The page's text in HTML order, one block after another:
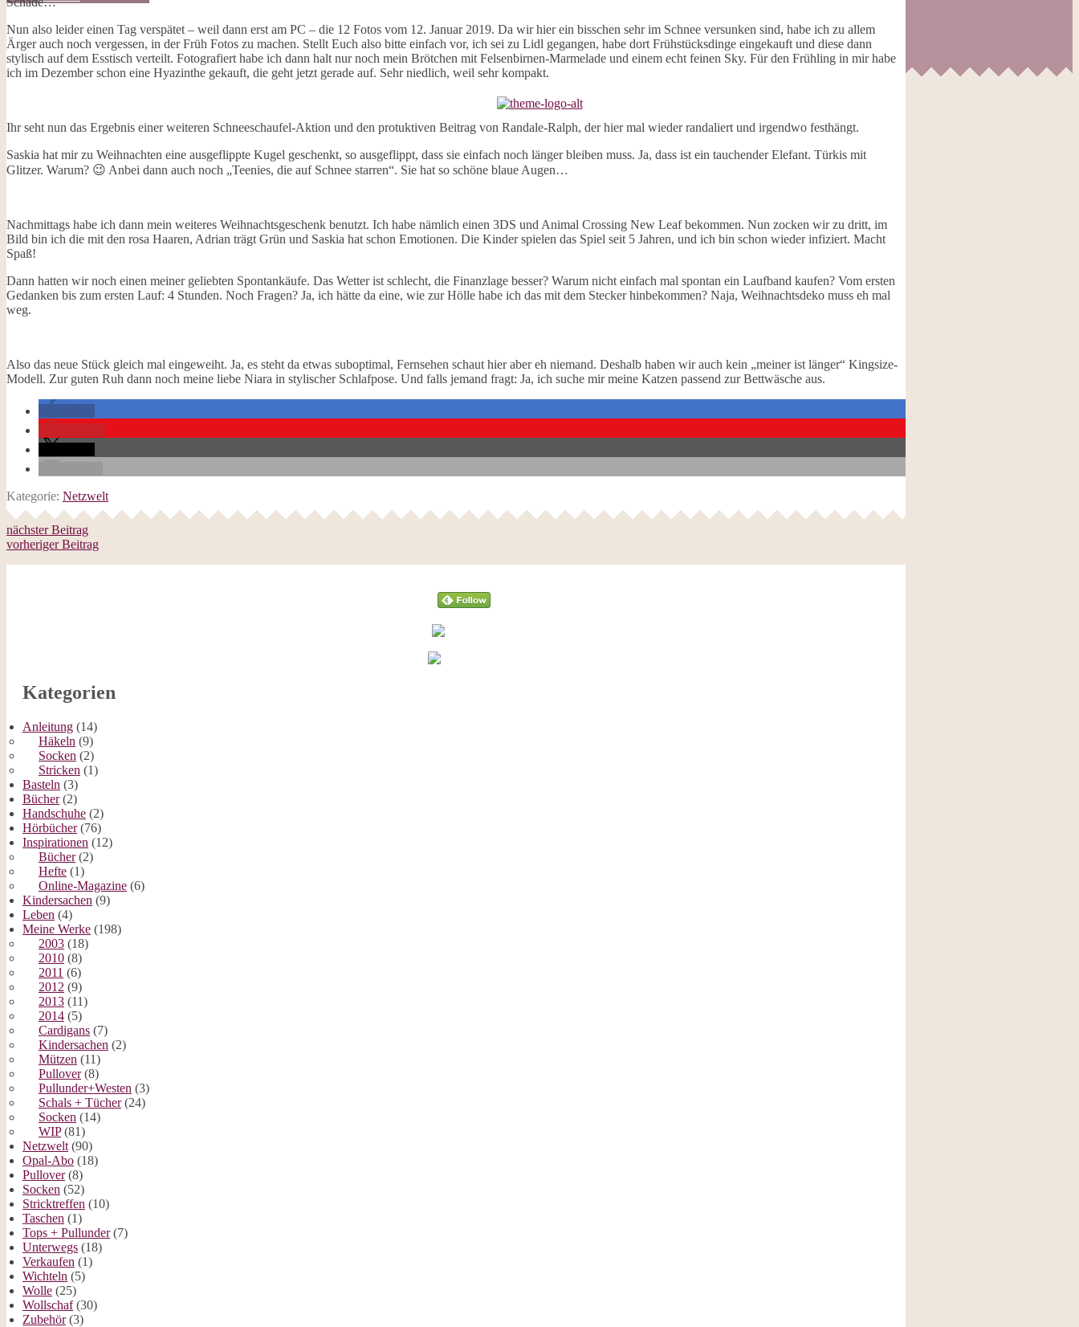
Galerie
Opal-Abos
Strickblogs
Hörbücher
Nun also leider einen Tag verspätet – weil dann erst am PC – die 12 Fotos vom 12. Januar 2019. Da wir hier ein bisschen sehr im Schnee versunken sind, habe ich zu allem
Ärger auch noch vergessen, in der Früh Fotos zu machen. Stellt Euch also bitte einfach vor, ich sei zu Lidl gegangen, habe dort Frühstücksdinge eingekauft und diese dann
stylisch auf dem Esstisch verteilt. Fotografiert habe ich dann halt nur noch mein Brötchen mit Felsenbirnen-Marmelade und einem echt feinen Sky. Für den Frühling in mir habe
ich im Dezember schon eine Hyazinthe gekauft, die geht jetzt gerade auf. Sehr niedlich, weil sehr kompakt.
Ihr seht nun das Ergebnis einer weiteren Schneeschaufel-Aktion und den protuktiven Beitrag von Randale-Ralph, der hier mal wieder randaliert und irgendwo festhängt.
Saskia hat mir zu Weihnachten eine ausgeflippte Kugel geschenkt, so ausgeflippt, dass sie einfach noch länger bleiben muss. Ja, dass ist ein tauchender Elefant. Türkis mit
Glitzer. Warum? 😉 Anbei dann auch noch „Teenies, die auf Schnee starren“. Sie hat so schöne blaue Augen…
Nachmittags habe ich dann mein weiteres Weihnachtsgeschenk benutzt. Ich habe nämlich einen 3DS und Animal Crossing New Leaf bekommen. Nun zocken wir zu dritt, im
Bild bin ich die mit den rosa Haaren, Adrian trägt Grün und Saskia hat schon Emotionen. Die Kinder spielen das Spiel seit 5 Jahren, und ich bin schon wieder infiziert. Macht
Spaß!
Dann hatten wir noch einen meiner geliebten Spontankäufe. Das Wetter ist schlecht, die Finanzlage besser? Warum nicht einfach mal spontan ein Laufband kaufen? Vom ersten
Gedanken bis zum ersten Lauf: 4 Stunden. Noch Fragen? Ja, ich hätte da eine, wie zur Hölle habe ich das mit dem Stecker hinbekommen? Naja, Weihnachtsdeko muss eh mal
weg.
Also das neue Stück gleich mal eingeweiht. Ja, es steht da etwas suboptimal, Fernsehen schaut hier aber eh niemand. Deshalb haben wir auch kein „meiner ist länger“ Kingsize-
Modell. Zur guten Ruh dann noch meine liebe Niara in stylischer Schlafpose. Und falls jemand fragt: Ja, ich suche mir meine Katzen passend zur Bettwäsche aus.
Kategorie: Netzwelt
nächster Beitrag
vorheriger Beitrag
Kategorien
Anleitung (14)
Häkeln (9)
Socken (2)
Stricken (1)
Basteln (3)
Bücher(2)
Handschuhe (2)
Hörbücher(76)
Inspirationen (12)
Bücher(2)
Hefte (1)
Online-Magazine (6)
Kindersachen (9)
Leben (4)
Meine Werke (198)
2003 (18)
2010 (8)
2011 (6)
2012 (9)
2013 (11)
2014 (5)
Cardigans (7)
Kindersachen (2)
Mützen (11)
Pullover(8)
Pullunder+Westen (3)
Schals + Tücher(24)
Socken (14)
WIP(81)
Netzwelt (90)
Opal-Abo (18)
Pullover(8)
Socken (52)
Stricktreffen (10)
Taschen (1)
Tops + Pullunder(7)
Unterwegs (18)
Verkaufen (1)
Wichteln (5)
Wolle (25)
Wollschaf(30)
Zubehör(3)